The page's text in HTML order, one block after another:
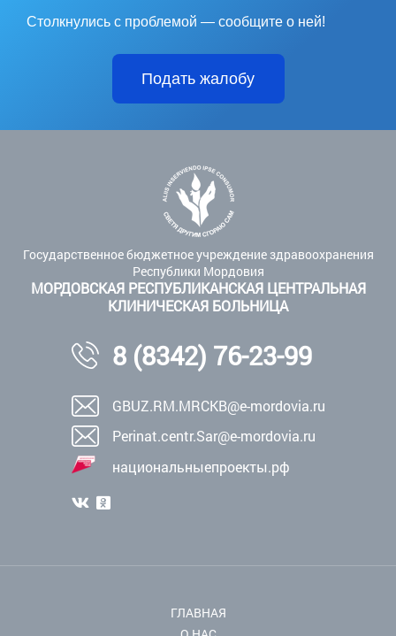
Столкнулись с проблемой — сообщите о ней!
Подать жалобу
Государственное бюджетное учреждение здравоохранения
Республики Мордовия
МОРДОВСКАЯ РЕСПУБЛИКАНСКАЯ ЦЕНТРАЛЬНАЯ
КЛИНИЧЕСКАЯ БОЛЬНИЦА
8 (8342) 76-23-99
GBUZ.RM.MRCKB@e-mordovia.ru
Perinat.centr.Sar@e-mordovia.ru
национальныепроекты.рф
ГЛАВНАЯ